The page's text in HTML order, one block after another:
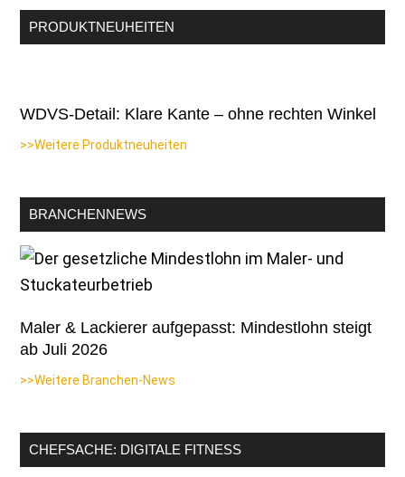
PRODUKTNEUHEITEN
WDVS-Detail: Klare Kante – ohne rechten Winkel
>>Weitere Produktneuheiten
BRANCHENNEWS
Maler & Lackierer aufgepasst: Mindestlohn steigt
ab Juli 2026
>>Weitere Branchen-News
CHEFSACHE: DIGITALE FITNESS